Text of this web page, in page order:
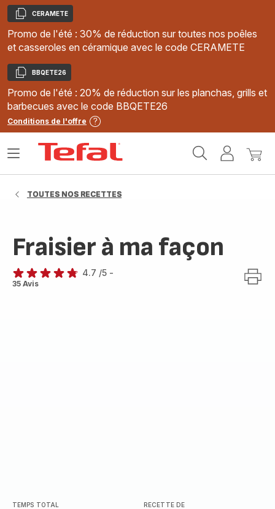
Copier
CERAMETE
Promo de l'été : 30% de réduction sur toutes nos poêles
et casseroles en céramique avec le code CERAMETE
Copier
BBQETE26
Promo de l'été : 20% de réduction sur les planchas, grills et
barbecues avec le code BBQETE26
Conditions de l'offre
MonMon
Ouvrir
TOUTES NOS RECETTES
Fraisier à ma façon
ratings.4.7
4.7 /5 -
35 Avis
TEMPS TOTAL RECETTE DE